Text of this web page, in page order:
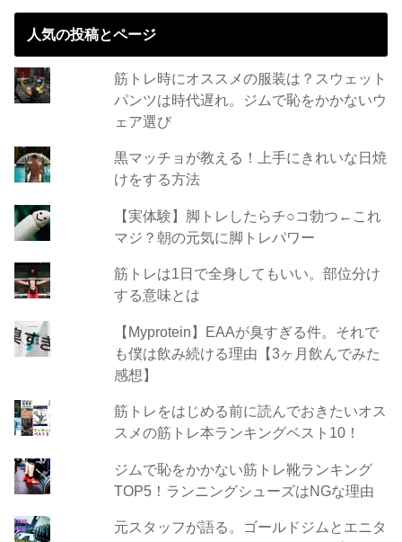
人気の投稿とページ
筋トレ時にオススメの服装は？スウェット
パンツは時代遅れ。ジムで恥をかかないウ
ェア選び
黒マッチョが教える！上手にきれいな日焼
けをする方法
【実体験】脚トレしたらチ○コ勃つ←これ
マジ？朝の元気に脚トレパワー
筋トレは1日で全身してもいい。部位分け
する意味とは
【Myprotein】EAAが臭すぎる件。それで
も僕は飲み続ける理由【3ヶ月飲んでみた
感想】
筋トレをはじめる前に読んでおきたいオス
スメの筋トレ本ランキングベスト10！
ジムで恥をかかない筋トレ靴ランキング
TOP5！ランニングシューズはNGな理由
元スタッフが語る。ゴールドジムとエニタ